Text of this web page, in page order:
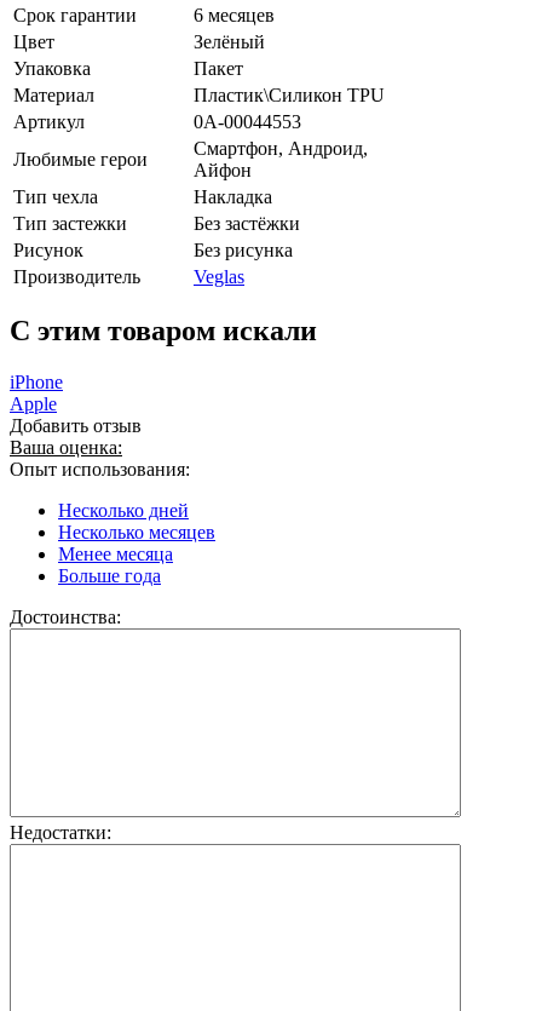
Срок гарантии
6 месяцев
Цвет
Зелёный
Упаковка
Пакет
Материал
Пластик\Силикон TPU
Артикул
0А-00044553
Любимые герои
Смартфон, Андроид,
Айфон
Тип чехла
Накладка
Тип застежки
Без застёжки
Рисунок
Без рисунка
Производитель
Veglas
C этим товаром искали
iPhone
Apple
Добавить отзыв
Ваша оценка:
Опыт использования:
Несколько дней
Несколько месяцев
Менее месяца
Больше года
Достоинства:
Недостатки: